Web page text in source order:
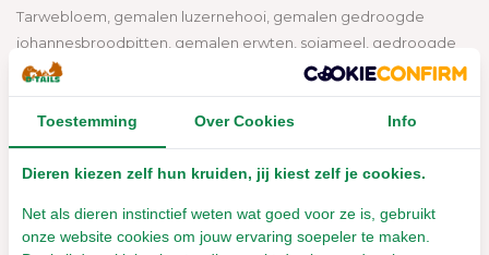
Tarwebloem, gemalen luzernehooi, gemalen gedroogde
johannesbroodpitten, gemalen erwten, sojameel, gedroogde
spinazie (4%), sojaolie, lijnzaad, gemalen gedroogde bosbessen
(1%), gedroogde echinacea (1%).
Ruw eiwit (min.) 12,0%, ruw vet (min.) 2,0%, ruwe vezels (max.)
Bevat genetisch gemodificeerde soja. Kan sporen van noten
Toestemming Over Cookies Info
Dieren kiezen zelf hun kruiden, jij kiest zelf je cookies.
Net als dieren instinctief weten wat goed voor ze is, gebruikt
onze website cookies om jouw ervaring soepeler te maken.